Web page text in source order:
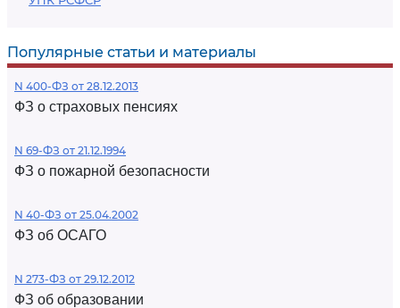
Популярные статьи и материалы
N 400-ФЗ от 28.12.2013
ФЗ о страховых пенсиях
N 69-ФЗ от 21.12.1994
ФЗ о пожарной безопасности
N 40-ФЗ от 25.04.2002
ФЗ об ОСАГО
N 273-ФЗ от 29.12.2012
ФЗ об образовании